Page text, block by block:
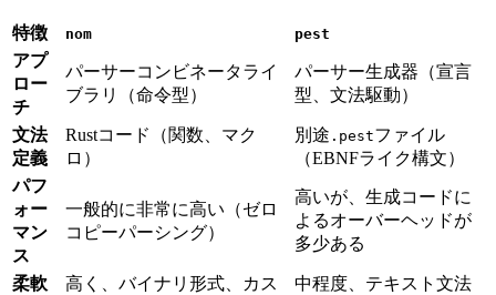
特徴 nom pest
アプ
ロー
チ
パーサーコンビネータライ
ブラリ（命令型）
パーサー生成器（宣言
型、文法駆動）
文法
定義
Rustコード（関数、マク
ロ）
別途 .pestファイル
（EBNFライク構文）
パフ
ォー
マン
ス
一般的に非常に高い（ゼロ
コピーパーシング）
高いが、生成コードに
よるオーバーヘッドが
多少ある
柔軟
高く、バイナリ形式、カス
中程度、テキスト文法